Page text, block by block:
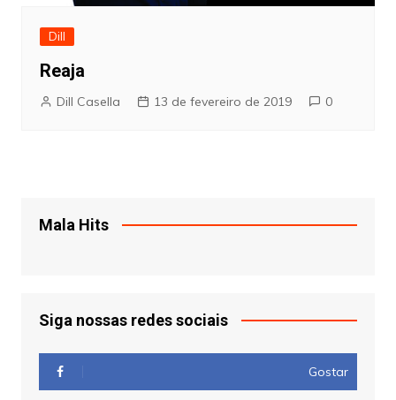
Dill
Reaja
Dill Casella 13 de fevereiro de 2019 0
Mala Hits
Siga nossas redes sociais
Gostar